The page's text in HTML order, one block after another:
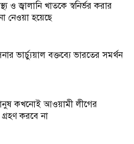
ও জ্বালানি খাতকে স্বনির্ভর করার
নেওয়া হয়েছে
ভার্চ্যুয়াল বক্তব্যে ভারতের সমর্থন
কখনোই আওয়ামী লীগের
গ্রহণ করবে না